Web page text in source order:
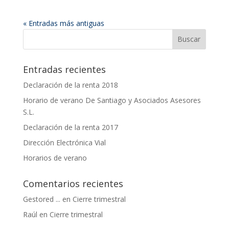
« Entradas más antiguas
Entradas recientes
Declaración de la renta 2018
Horario de verano De Santiago y Asociados Asesores
S.L.
Declaración de la renta 2017
Dirección Electrónica Vial
Horarios de verano
Comentarios recientes
Gestored ... en Cierre trimestral
Raúl en Cierre trimestral